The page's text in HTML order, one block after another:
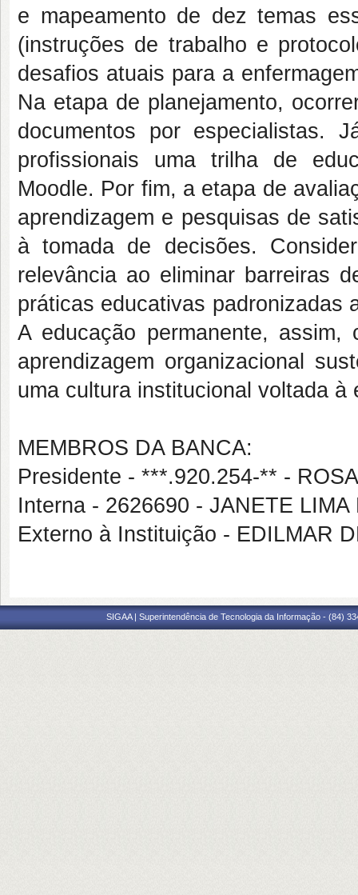
e mapeamento de dez temas
(instruções de trabalho e
desafios atuais para a
Na etapa de planejamento,
documentos por especialistas.
profissionais uma trilha de
Moodle. Por fim, a etapa de
aprendizagem e pesquisas de
à tomada de decisões.
relevância ao eliminar barreiras
práticas educativas padronizadas
A educação permanente,
aprendizagem organizacional
uma cultura institucional voltada
MEMBROS DA BANCA:
Presidente - ***.920.254-** -
Interna - 2626690 - JANETE LIMA
Externo à Instituição - EDILMAR
SIGAA | Superintendência de Tecnologia da Informação - (84)